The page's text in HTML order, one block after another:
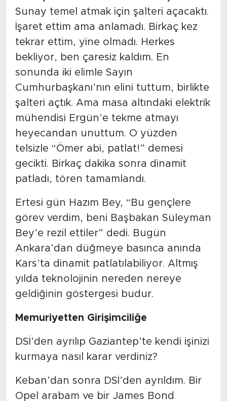
Sunay temel atmak için şalteri açacaktı.
İşaret ettim ama anlamadı. Birkaç kez
tekrar ettim, yine olmadı. Herkes
bekliyor, ben çaresiz kaldım. En
sonunda iki elimle Sayın
Cumhurbaşkanı’nın elini tuttum, birlikte
şalteri açtık. Ama masa altındaki elektrik
mühendisi Ergün’e tekme atmayı
heyecandan unuttum. O yüzden
telsizle “Ömer abi, patlat!” demesi
gecikti. Birkaç dakika sonra dinamit
patladı, tören tamamlandı.
Ertesi gün Hazım Bey, “Bu gençlere
görev verdim, beni Başbakan Süleyman
Bey’e rezil ettiler” dedi. Bugün
Ankara’dan düğmeye basınca anında
Kars’ta dinamit patlatılabiliyor. Altmış
yılda teknolojinin nereden nereye
geldiğinin göstergesi budur.
Memuriyetten Girişimciliğe
DSİ’den ayrılıp Gaziantep’te kendi işinizi
kurmaya nasıl karar verdiniz?
Keban’dan sonra DSİ’den ayrıldım. Bir
Opel arabam ve bir James Bond